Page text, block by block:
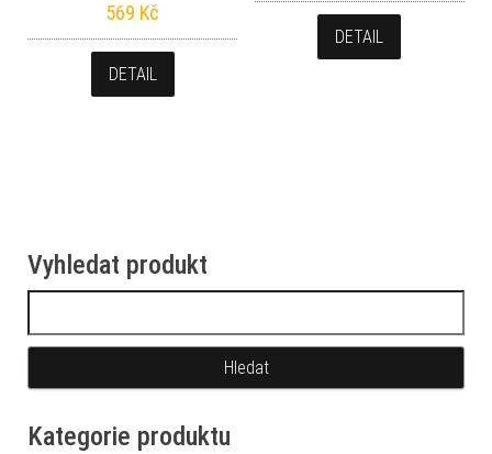
569 Kč
DETAIL
DETAIL
Vyhledat produkt
Kategorie produktu